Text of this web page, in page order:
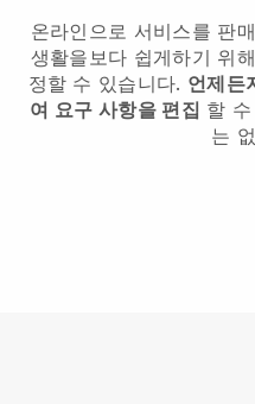
온라인으로 서비스를 판
생활을보다 쉽게하기 위
정할 수 있습니다. 언제든
여 요구 사항을 편집 할
는